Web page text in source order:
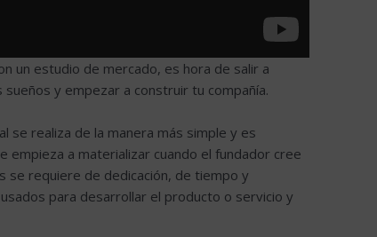
un estudio de mercado, es hora de salir a
y empezar a construir tu compañía.
se realiza de la manera más simple y es
empieza a materializar cuando el fundador cree
se requiere de dedicación, de tiempo y
para desarrollar el producto o servicio y